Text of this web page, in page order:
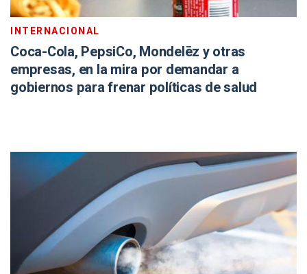
INTERNACIONAL
Coca-Cola, PepsiCo, Mondelēz y otras
empresas, en la mira por demandar a
gobiernos para frenar políticas de salud